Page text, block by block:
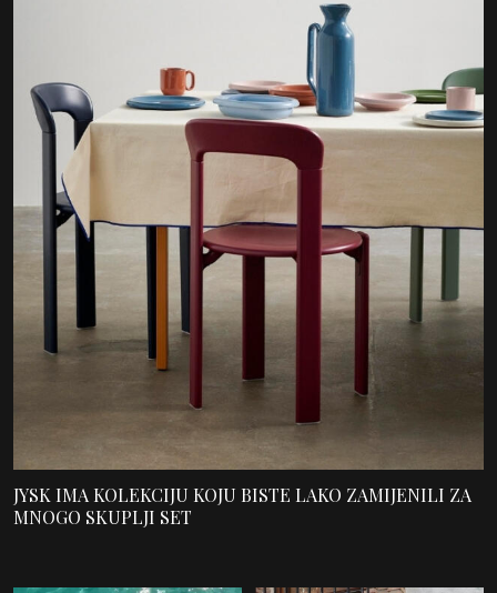
JYSK IMA KOLEKCIJU KOJU BISTE LAKO ZAMIJENILI ZA
MNOGO SKUPLJI SET